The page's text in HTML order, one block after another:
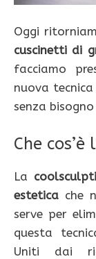
Oggi
cuscinetti di
facciamo
nuova
senza
Che
La
estetica che
serve per
questa
Uniti dai